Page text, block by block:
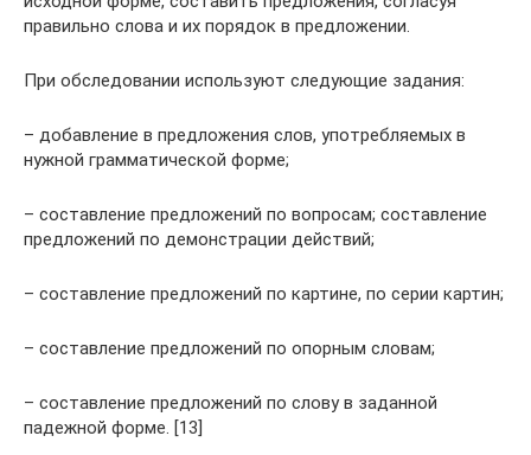
правильно слова и их порядок в предложении.
При обследовании используют следующие задания:
– добавление в предложения слов, употребляемых в
нужной грамматической форме;
– составление предложений по вопросам; составление
предложений по демонстрации действий;
– составление предложений по картине, по серии картин;
– составление предложений по опорным словам;
– составление предложений по слову в заданной
падежной форме. [13]